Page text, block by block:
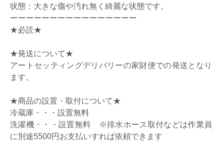
状態：大きな傷や汚れ無く綺麗な状態です。
ーーーーーーーーーーーーーーーー
★必読★
★発送について★
アートセッティングデリバリーの家財便での発送となり
ます。
★商品の設置・取付について★
冷蔵庫・・・設置無料
洗濯機・・・設置無料 ※排水ホース取付などは作業員
に別途5500円お支払いすれば依頼できます